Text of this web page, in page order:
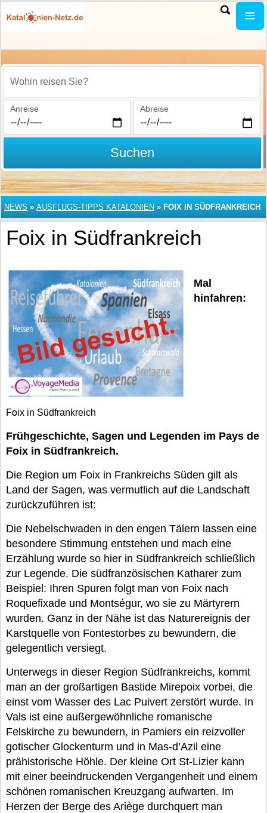
Wohin reisen Sie?
Anreise Abreise
Suchen
NEWS » AUSFLUGS-TIPPS KATALONIEN » FOIX IN SÜDFRANKREICH
Foix in Südfrankreich
Foix in Südfrankreich
Mal
hinfahren:
Frühgeschichte, Sagen und Legenden im Pays de
Foix in Südfrankreich.
Die Region um Foix in Frankreichs Süden gilt als
Land der Sagen, was vermutlich auf die Landschaft
zurückzuführen ist:
Die Nebelschwaden in den engen Tälern lassen eine
besondere Stimmung entstehen und mach eine
Erzählung wurde so hier in Südfrankreich schließlich
zur Legende. Die südfranzösischen Katharer zum
Beispiel: Ihren Spuren folgt man von Foix nach
Roquefixade und Montségur, wo sie zu Märtyrern
wurden. Ganz in der Nähe ist das Naturereignis der
Karstquelle von Fontestorbes zu bewundern, die
gelegentlich versiegt.
Unterwegs in dieser Region Südfrankreichs, kommt
man an der großartigen Bastide Mirepoix vorbei, die
einst vom Wasser des Lac Puivert zerstört wurde. In
Vals ist eine außergewöhnliche romanische
Felskirche zu bewundern, in Pamiers ein reizvoller
gotischer Glockenturm und in Mas-d’Azil eine
prähistorische Höhle. Der kleine Ort St-Lizier kann
mit einer beeindruckenden Vergangenheit und einem
schönen romanischen Kreuzgang aufwarten. Im
Herzen der Berge des Ariège durchquert man